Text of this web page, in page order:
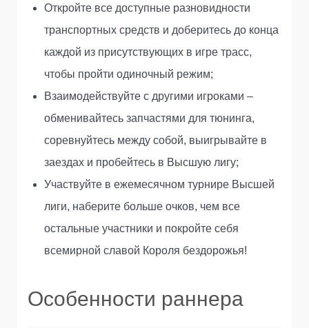
Откройте все доступные разновидности
транспортных средств и доберитесь до конца
каждой из присутствующих в игре трасс,
чтобы пройти одиночный режим;
Взаимодействуйте с другими игроками –
обменивайтесь запчастями для тюнинга,
соревнуйтесь между собой, выигрывайте в
заездах и пробейтесь в Высшую лигу;
Участвуйте в ежемесячном турнире Высшей
лиги, наберите больше очков, чем все
остальные участники и покройте себя
всемирной славой Короля бездорожья!
Особенности раннера